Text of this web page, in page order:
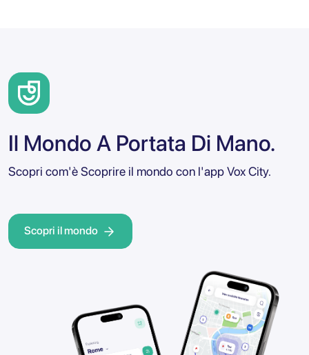
Il Mondo A Portata Di Mano.
Scopri com'è Scoprire il mondo con l'app Vox City.
Scopri il mondo